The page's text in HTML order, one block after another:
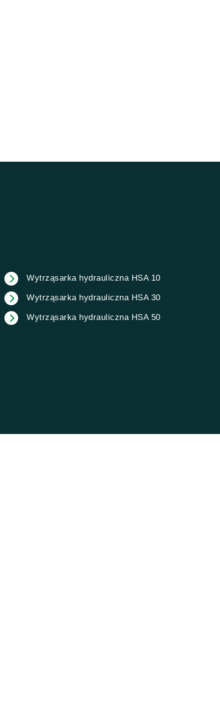
Wytrząsarka hydrauliczna HSA 10
Wytrząsarka hydrauliczna HSA 30
Wytrząsarka hydrauliczna HSA 50